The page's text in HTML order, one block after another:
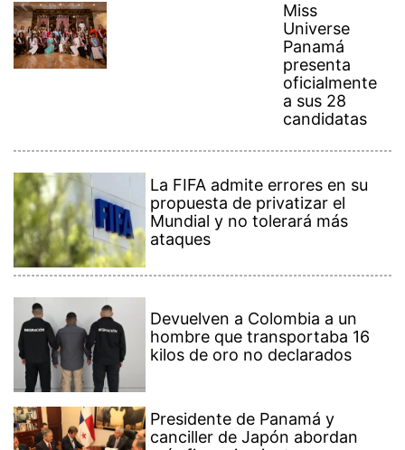
Miss
Universe
Panamá
presenta
oficialmente
a sus 28
candidatas
La FIFA admite errores en su
propuesta de privatizar el
Mundial y no tolerará más
ataques
Devuelven a Colombia a un
hombre que transportaba 16
kilos de oro no declarados
Presidente de Panamá y
canciller de Japón abordan